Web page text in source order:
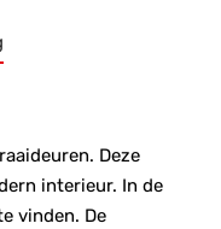
Deze
interieur. In de
vinden. De